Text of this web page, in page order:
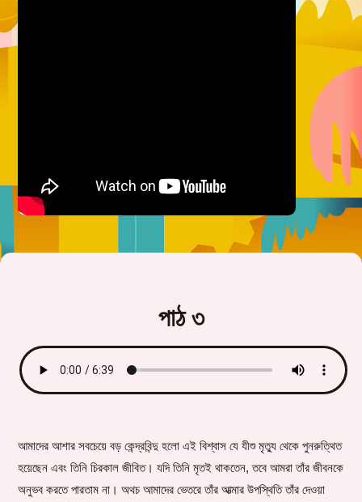
পাঠ ৩
আমাদের আশার সবচেয়ে বড় কেন্দ্রবিন্দু হলো এই বিশ্বাস যে যীশু মৃত্যু থেকে পুনরুত্থিত
হয়েছেন এবং তিনি চিরকাল জীবিত। যদি তিনি মৃতই থাকতেন, তবে আমরা তাঁর জীবনকে
অনুভব করতে পারতাম না। অথচ আমাদের ভেতরে তাঁর আত্মার উপস্থিতি তাঁর দেওয়া